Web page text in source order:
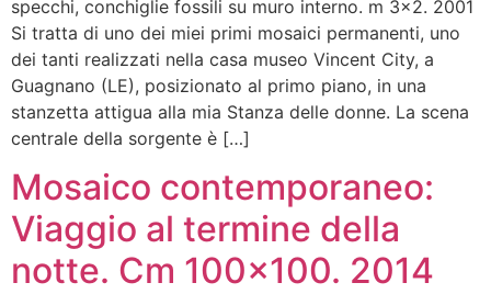
specchi, conchiglie fossili su muro interno. m 3×2. 2001
Si tratta di uno dei miei primi mosaici permanenti, uno
dei tanti realizzati nella casa museo Vincent City, a
Guagnano (LE), posizionato al primo piano, in una
stanzetta attigua alla mia Stanza delle donne. La scena
centrale della sorgente è […]
Mosaico contemporaneo:
Viaggio al termine della
notte. Cm 100×100. 2014